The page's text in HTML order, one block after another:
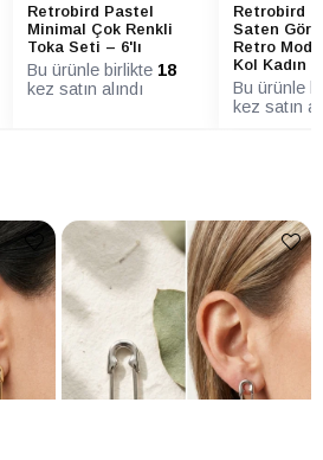
Retrobird Pastel
Minimal Çok Renkli
Toka Seti – 6'lı
Bu ürünle birlikte 18
kez satın alındı
Retrobird
Saten
Retro
Kol Kadın
Bu ürünle
kez satın